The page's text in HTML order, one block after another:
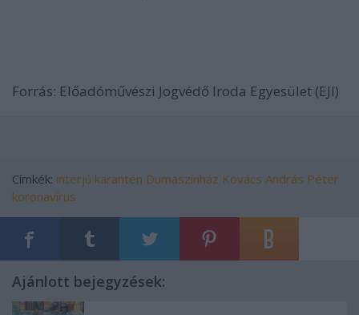
Forrás: Előadóművészi Jogvédő Iroda Egyesület (EJI)
Címkék: interjú karantén Dumaszínház Kovács András Péter
koronavírus
Ajánlott bejegyzések: